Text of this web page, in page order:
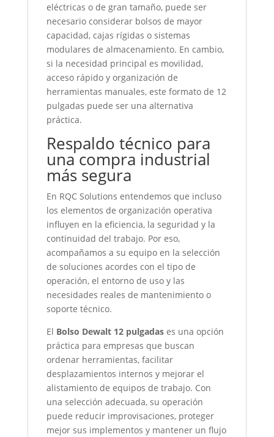
eléctricas o de gran tamaño, puede ser
necesario considerar bolsos de mayor
capacidad, cajas rígidas o sistemas
modulares de almacenamiento. En cambio,
si la necesidad principal es movilidad,
acceso rápido y organización de
herramientas manuales, este formato de 12
pulgadas puede ser una alternativa
práctica.
Respaldo técnico para
una compra industrial
más segura
En RQC Solutions entendemos que incluso
los elementos de organización operativa
influyen en la eficiencia, la seguridad y la
continuidad del trabajo. Por eso,
acompañamos a su equipo en la selección
de soluciones acordes con el tipo de
operación, el entorno de uso y las
necesidades reales de mantenimiento o
soporte técnico.
El Bolso Dewalt 12 pulgadases una opción
práctica para empresas que buscan
ordenar herramientas, facilitar
desplazamientos internos y mejorar el
alistamiento de equipos de trabajo. Con
una selección adecuada, su operación
puede reducir improvisaciones, proteger
mejor sus implementos y mantener un flujo